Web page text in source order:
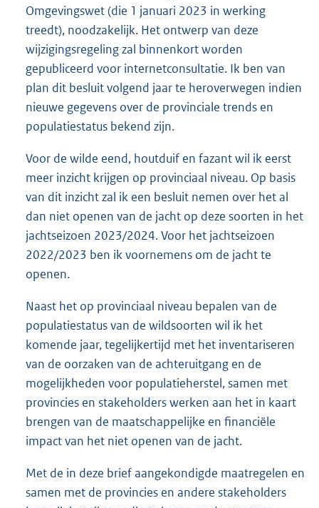
Omgevingswet (die 1 januari 2023 in werking
treedt), noodzakelijk. Het ontwerp van deze
wijzigingsregeling zal binnenkort worden
gepubliceerd voor internetconsultatie. Ik ben van
plan dit besluit volgend jaar te heroverwegen indien
nieuwe gegevens over de provinciale trends en
populatiestatus bekend zijn.
Voor de wilde eend, houtduif en fazant wil ik eerst
meer inzicht krijgen op provinciaal niveau. Op basis
van dit inzicht zal ik een besluit nemen over het al
dan niet openen van de jacht op deze soorten in het
jachtseizoen 2023/2024. Voor het jachtseizoen
2022/2023 ben ik voornemens om de jacht te
openen.
Naast het op provinciaal niveau bepalen van de
populatiestatus van de wildsoorten wil ik het
komende jaar, tegelijkertijd met het inventariseren
van de oorzaken van de achteruitgang en de
mogelijkheden voor populatieherstel, samen met
provincies en stakeholders werken aan het in kaart
brengen van de maatschappelijke en financiële
impact van het niet openen van de jacht.
Met de in deze brief aangekondigde maatregelen en
samen met de provincies en andere stakeholders